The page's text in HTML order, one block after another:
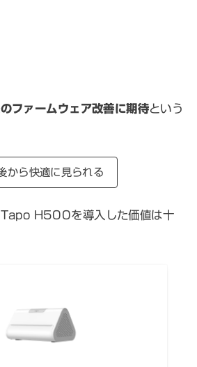
ファームウェア改善に期待という
から快適に見られる
Tapo H500を導入した価値は十